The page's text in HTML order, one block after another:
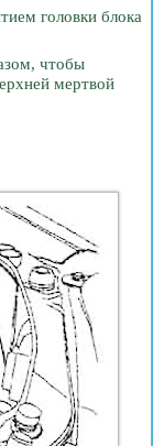
головки блока
чтобы
мертвой